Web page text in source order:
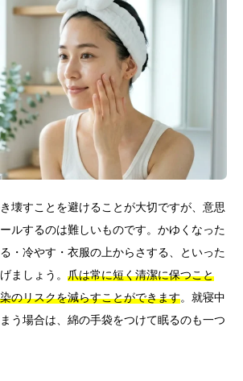
壊すことを避けることが大切ですが、意思
ルするのは難しいものです。かゆくなった
・冷やす・衣服の上からさする、といった
ましょう。 爪は常に短く清潔に保つこと
のリスクを減らすことができます。就寝中
う場合は、綿の手袋をつけて眠るのも一つ